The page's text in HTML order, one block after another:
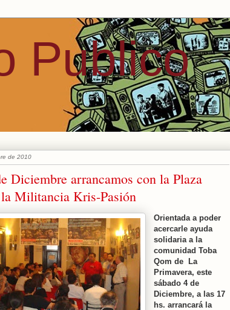
Publico
corporativos nunca publicarían.
de 2010
Diciembre arrancamos con la Plaza
Militancia Kris-Pasión
Orientada a poder
acercarle ayuda
solidaria a la
comunidad Toba
Qom de La
Primavera, este
sábado 4 de
Diciembre, a las 17
hs. arrancará la